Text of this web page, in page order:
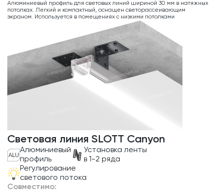
Алюминиевый профиль для световых линий шириной 30 мм в натяжных
потолках. Легкий и компактный, оснащен светорассеивающим
экраном. Используется в помещениях с низкими потолками
Световая линия SLOTT Canyon
Алюминиевый
профиль
Установка ленты
в 1-2 ряда
Регулирование
светового потока
Совместимо: